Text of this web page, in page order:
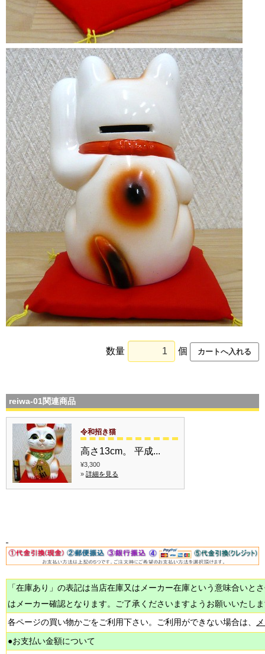
数量 個
reiwa-01関連商品
令和招き猫
高さ13cm。 平成...
¥3,300
» 詳細を見る
「在庫あり」の表記は当店在庫又はメーカー在庫という意味合いと
はメーカー確認となります。ご了承くださいますようお願いいたし
各ページの買い物かごをご利用下さい。ご利用ができない場合は、
●お支払い金額について